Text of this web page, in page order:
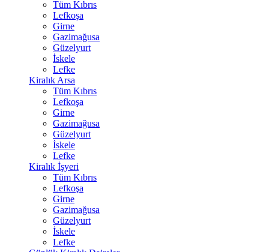
Tüm Kıbrıs
Lefkoşa
Girne
Gazimağusa
Güzelyurt
İskele
Lefke
Kiralık Arsa
Tüm Kıbrıs
Lefkoşa
Girne
Gazimağusa
Güzelyurt
İskele
Lefke
Kiralık İşyeri
Tüm Kıbrıs
Lefkoşa
Girne
Gazimağusa
Güzelyurt
İskele
Lefke